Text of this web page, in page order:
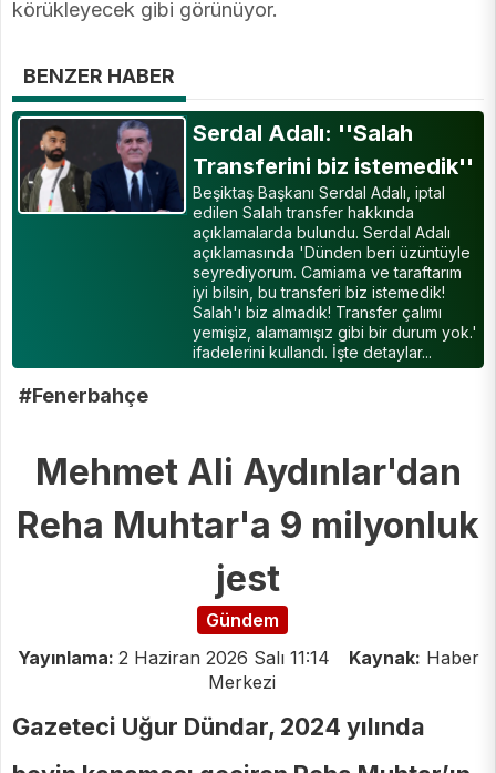
körükleyecek gibi görünüyor.
BENZER HABER
Serdal Adalı: ''Salah
Transferini biz istemedik''
Beşiktaş Başkanı Serdal Adalı, iptal
edilen Salah transfer hakkında
açıklamalarda bulundu. Serdal Adalı
açıklamasında 'Dünden beri üzüntüyle
seyrediyorum. Camiama ve taraftarım
iyi bilsin, bu transferi biz istemedik!
Salah'ı biz almadık! Transfer çalımı
yemişiz, alamamışız gibi bir durum yok.'
ifadelerini kullandı. İşte detaylar...
#Fenerbahçe
Mehmet Ali Aydınlar'dan
Reha Muhtar'a 9 milyonluk
jest
Gündem
Yayınlama: 2 Haziran 2026 Salı 11:14 Kaynak: Haber
Merkezi
Gazeteci Uğur Dündar, 2024 yılında